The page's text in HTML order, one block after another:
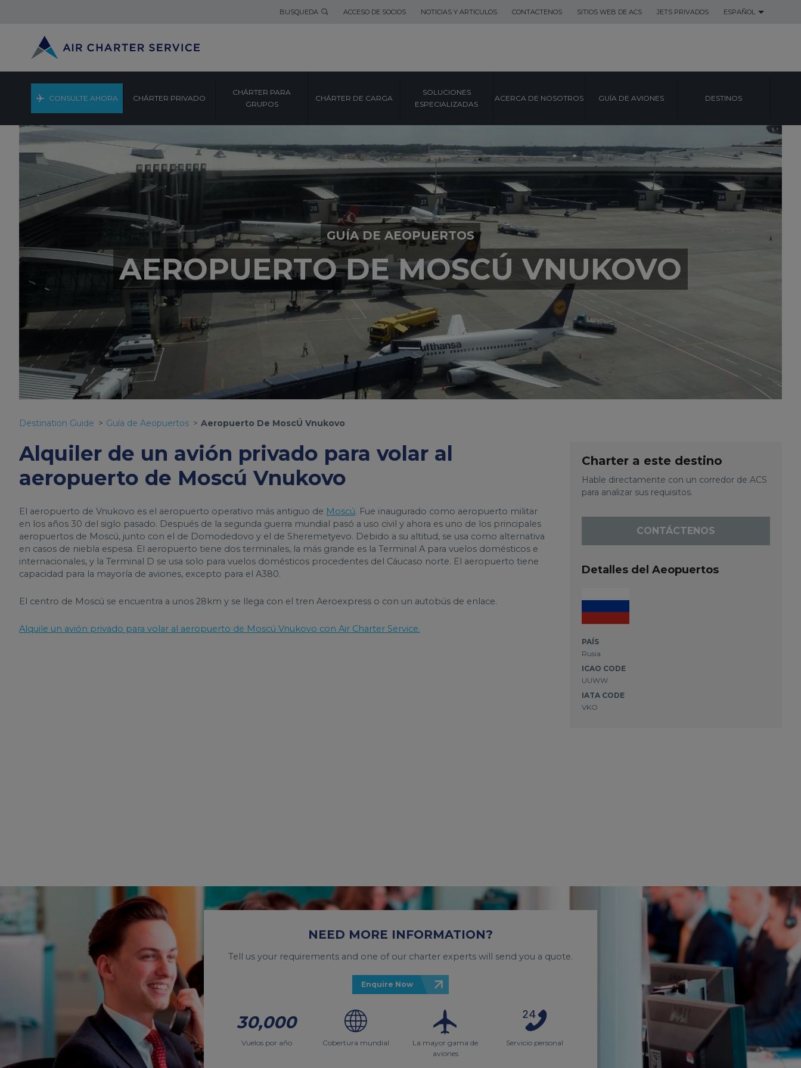
BUSQUEDA ACCESO DE SOCIOS NOTICIAS Y ARTICULOS CONTACTENOS SITIOS WEB DE ACS JETS PRIVADOS ESPAÑOL
CONSULTE AHORA CHÁRTER PRIVADO
CHÁRTER PARA
GRUPOS
CHÁRTER DE CARGA
SOLUCIONES
ESPECIALIZADAS
ACERCA DE NOSOTROS GUÍA DE AVIONES DESTINOS
GUÍA DE AEOPUERTOS
AEROPUERTO DE MOSCÚ VNUKOVO
Destination Guide Guía de Aeopuertos Aeropuerto De MoscÚ Vnukovo
Alquiler de un avión privado para volar al
aeropuerto de Moscú Vnukovo
El aeropuerto de Vnukovo es el aeropuerto operativo más antiguo de Moscú. Fue inaugurado como aeropuerto militar
en los años 30 del siglo pasado. Después de la segunda guerra mundial pasó a uso civil y ahora es uno de los principales
aeropuertos de Moscú, junto con el de Domodedovo y el de Sheremetyevo. Debido a su altitud, se usa como alternativa
en casos de niebla espesa. El aeropuerto tiene dos terminales, la más grande es la Terminal A para vuelos domésticos e
internacionales, y la Terminal D se usa solo para vuelos domésticos procedentes del Cáucaso norte. El aeropuerto tiene
capacidad para la mayoría de aviones, excepto para el A380.
El centro de Moscú se encuentra a unos 28km y se llega con el tren Aeroexpress o con un autobús de enlace.
Alquile un avión privado para volar al aeropuerto de Moscú Vnukovo con Air Charter Service.
Charter a este destino
Hable directamente con un corredor de ACS
para analizar sus requisitos.
CONTÁCTENOS
Detalles del Aeopuertos
PAÍS
Rusia
ICAO CODE
UUWW
IATA CODE
VKO
NEED MORE INFORMATION?
Tell us your requirements and one of our charter experts will send you a quote.
Enquire Now
30,000
Vuelos por año Cobertura mundial
La mayor gama de
aviones
Servicio personal